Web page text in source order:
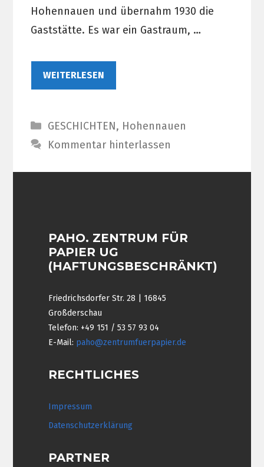
Hohennauen und übernahm 1930 die
Gaststätte. Es war ein Gastraum, …
WEITERLESEN
Kategorien
GESCHICHTEN, Hohennauen
Kommentar hinterlassen
PAHO. ZENTRUM FÜR
PAPIER UG
(HAFTUNGSBESCHRÄNKT)
Friedrichsdorfer Str. 28 | 16845
Großderschau
Telefon: +49 151 / 53 57 93 04
E-Mail: paho@zentrumfuerpapier.de
RECHTLICHES
Impressum
Datenschutzerklärung
PARTNER